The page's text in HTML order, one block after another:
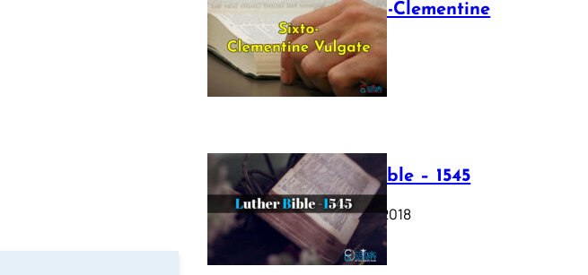
The Sixto-Clementine
Vulgate
July 12, 2025
Luther Bible – 1545
October 17, 2018